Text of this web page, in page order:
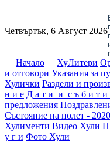
Четвъртък, 6 Август 2026
Начало ХуЛитери
и отговори Указания за
Хулички Раздели и
н и е Д а т и и с ъ б и т и
предложения
Състояние на полет - 2020
Хулименти Видео Хули П
у г и Фото Хули